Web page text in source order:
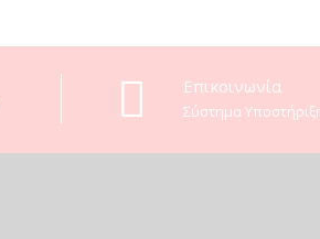
Eπικοινωνία
Σύστημα